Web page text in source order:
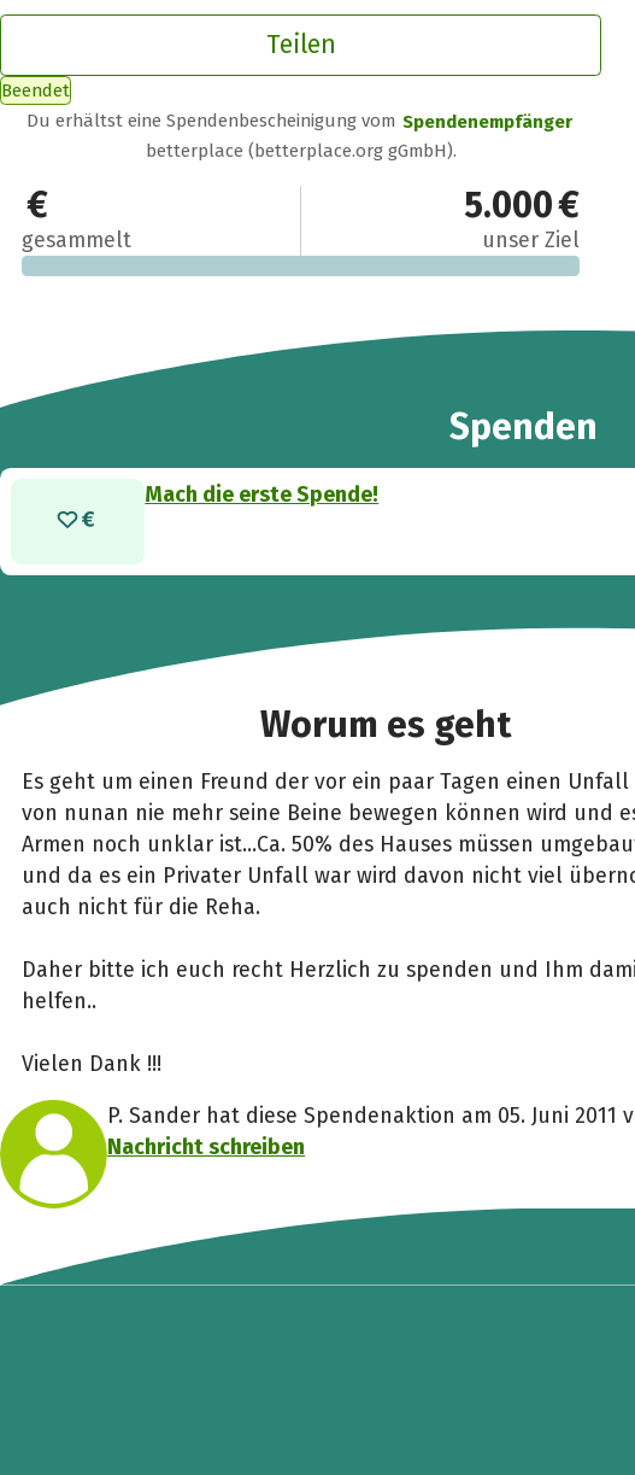
Teilen
Beendet
Du erhältst eine Spendenbescheinigung vom Spendenempfänger
betterplace (betterplace.org gGmbH).
0 €
gesammelt
5.000 €
unser Ziel
Spenden
Mach die erste Spende!
Worum es geht
Es geht um einen Freund der vor ein paar Tagen einen
von nunan nie mehr seine Beine bewegen können wird und
Armen noch unklar ist...Ca. 50% des Hauses müssen
und da es ein Privater Unfall war wird davon nicht viel
auch nicht für die Reha.
Daher bitte ich euch recht Herzlich zu spenden und Ihm
helfen..
Vielen Dank !!!
P. Sander hat diese Spendenaktion am 05. Juni 2011
Nachricht schreiben
Hilf mit